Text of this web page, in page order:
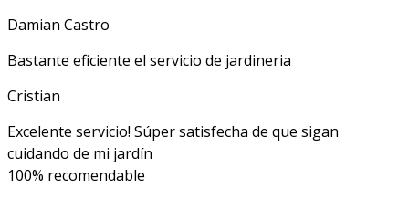
Damian Castro
Bastante eficiente el servicio de jardineria
Cristian
Excelente servicio! Súper satisfecha de que sigan
cuidando de mi jardín
100% recomendable